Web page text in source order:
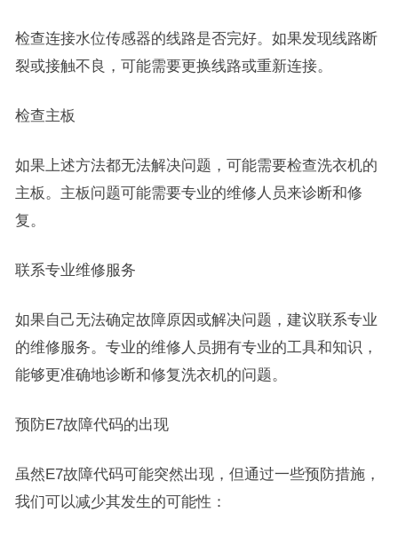
检查连接水位传感器的线路是否完好。如果发现线路断
裂或接触不良，可能需要更换线路或重新连接。
检查主板
如果上述方法都无法解决问题，可能需要检查洗衣机的
主板。主板问题可能需要专业的维修人员来诊断和修
复。
联系专业维修服务
如果自己无法确定故障原因或解决问题，建议联系专业
的维修服务。专业的维修人员拥有专业的工具和知识，
能够更准确地诊断和修复洗衣机的问题。
预防E7故障代码的出现
虽然E7故障代码可能突然出现，但通过一些预防措施，
我们可以减少其发生的可能性：